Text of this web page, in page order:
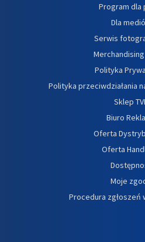
Program dla
Dla
Serwis
Polityka
Polityka przeciwdziałania
Sklep
Biuro
Oferta
Oferta
Moje
Procedura zgłoszeń